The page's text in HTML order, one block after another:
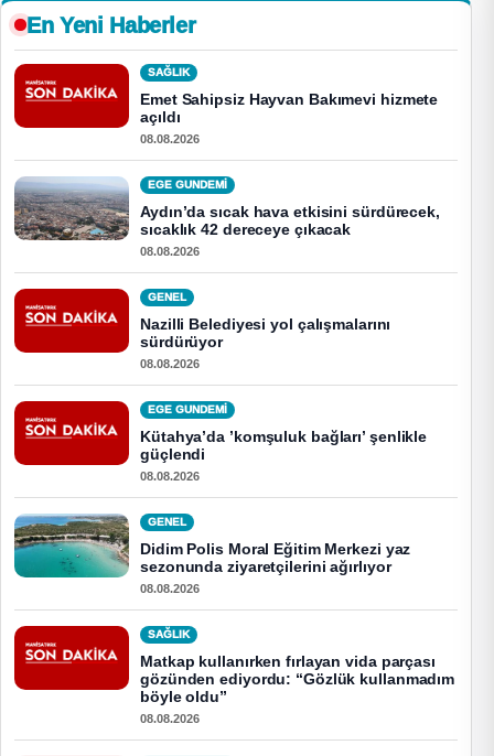
En Yeni Haberler
SAĞLIK
Emet Sahipsiz Hayvan Bakımevi hizmete
açıldı
08.08.2026
EGE GUNDEMİ
Aydın’da sıcak hava etkisini sürdürecek,
sıcaklık 42 dereceye çıkacak
08.08.2026
GENEL
Nazilli Belediyesi yol çalışmalarını
sürdürüyor
08.08.2026
EGE GUNDEMİ
Kütahya’da ’komşuluk bağları’ şenlikle
güçlendi
08.08.2026
GENEL
Didim Polis Moral Eğitim Merkezi yaz
sezonunda ziyaretçilerini ağırlıyor
08.08.2026
SAĞLIK
Matkap kullanırken fırlayan vida parçası
gözünden ediyordu: “Gözlük kullanmadım
böyle oldu”
08.08.2026